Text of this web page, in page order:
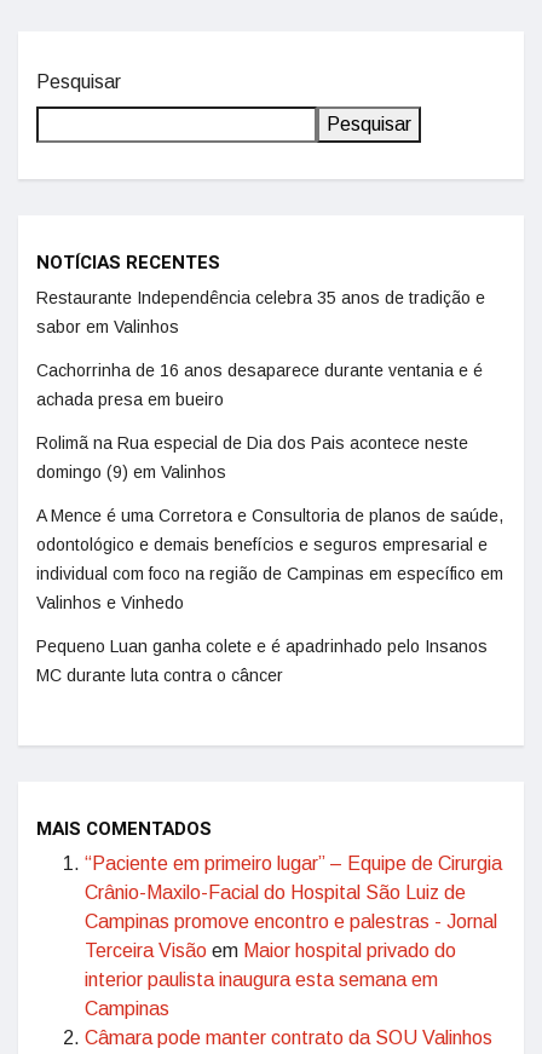
Pesquisar
Pesquisar
NOTÍCIAS RECENTES
Restaurante Independência celebra 35 anos de tradição e
sabor em Valinhos
Cachorrinha de 16 anos desaparece durante ventania e é
achada presa em bueiro
Rolimã na Rua especial de Dia dos Pais acontece neste
domingo (9) em Valinhos
A Mence é uma Corretora e Consultoria de planos de saúde,
odontológico e demais benefícios e seguros empresarial e
individual com foco na região de Campinas em específico em
Valinhos e Vinhedo
Pequeno Luan ganha colete e é apadrinhado pelo Insanos
MC durante luta contra o câncer
MAIS COMENTADOS
“Paciente em primeiro lugar” – Equipe de Cirurgia
Crânio-Maxilo-Facial do Hospital São Luiz de
Campinas promove encontro e palestras - Jornal
Terceira Visão em Maior hospital privado do
interior paulista inaugura esta semana em
Campinas
Câmara pode manter contrato da SOU Valinhos